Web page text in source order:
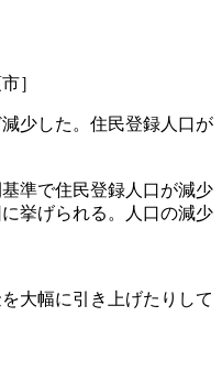
］
少した。住民登録人口が
準で住民登録人口が減少
挙げられる。人口の減少
大幅に引き上げたりして